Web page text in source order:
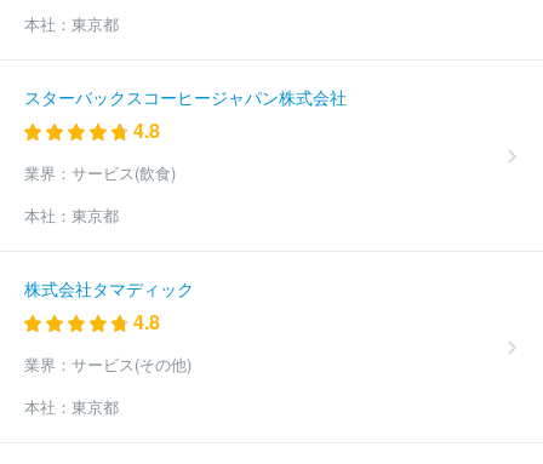
放送株式会社
東京ケーブルネットワーク株式会社
株式会社福岡放送
株式会社
株式会社
テレビ大阪株式会社 株式会社京都放送
ョン放送株式会社
株式会社テレビ新
潟放送網
株式会社ケーブルメディアワイワイ
ビ
株式会社エフエム滋賀
本海テレビジョン放送株式会社
株式会社エヌ・シィ・ティ
鹿沼
ケーブルテレビ株式会社
ブルテレビジョン株式会社
社ケーブルネットワーク西瀬戸
株式会社秋
本社： 東京都
スターバックスコーヒージャパン株式会社
4.8
業界： サービス(飲食)
本社： 東京都
株式会社タマディック
4.8
業界： サービス(その他)
本社： 東京都